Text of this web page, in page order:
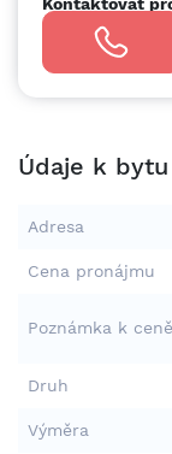
Údaje k bytu
Adresa
Cena pronájmu
Poznámka k ceně
Druh
Výměra